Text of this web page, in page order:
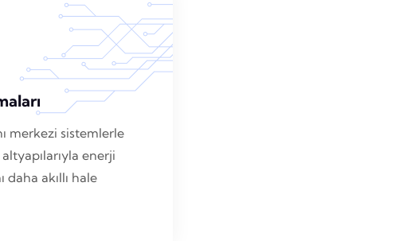
merkezi sistemlerle
enerji
daha akıllı hale